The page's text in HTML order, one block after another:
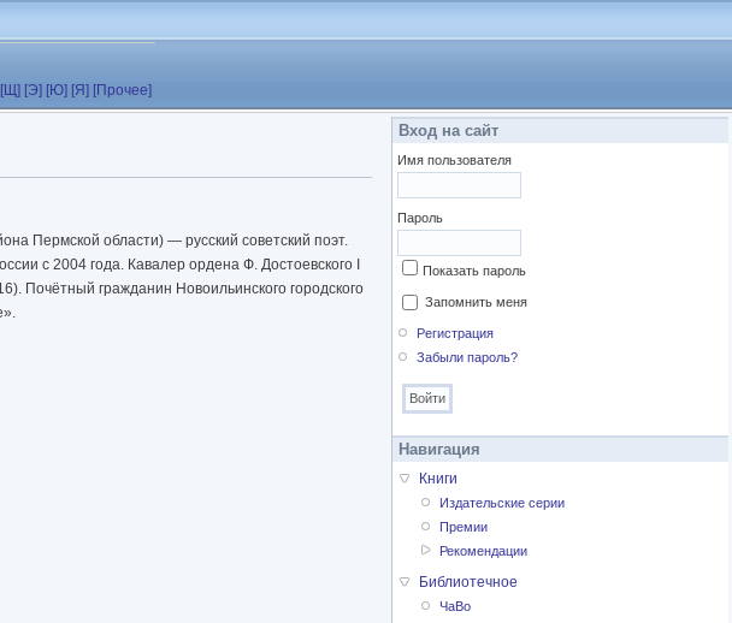
[Щ] [Э] [Ю] [Я] [Прочее]
Пермской области) — русский советский поэт.
с 2004 года. Кавалер ордена Ф. Достоевского I
Почётный гражданин Новоильинского городского
Вход на сайт
Имя пользователя
Пароль
Показать пароль
Запомнить меня
Регистрация
Забыли пароль?
Навигация
Книги
Издательские серии
Премии
Рекомендации
Библиотечное
ЧаВо